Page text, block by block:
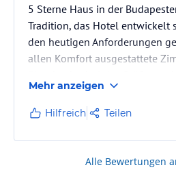
5 Sterne Haus in der
Tradition, das Hotel entwickelt
den heutigen Anforderungen
allen Komfort ausgestattete
hilfsbereites Personal.
Mehr anzeigen
Hilfreich Teilen
Alle Bewertungen